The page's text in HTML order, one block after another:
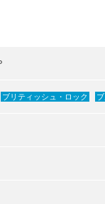
ブリティッシュ・ロック